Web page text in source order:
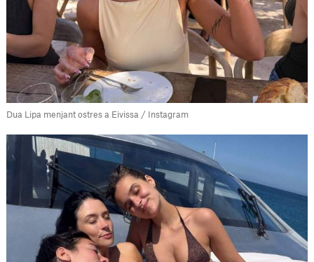
Dua Lipa menjant ostres a Eivissa / Instagram